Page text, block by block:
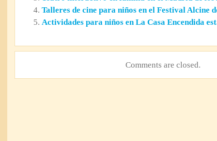
Talleres de cine para niños en el Festival Alcine
Actividades para niños en La Casa Encendida
Comments are closed.